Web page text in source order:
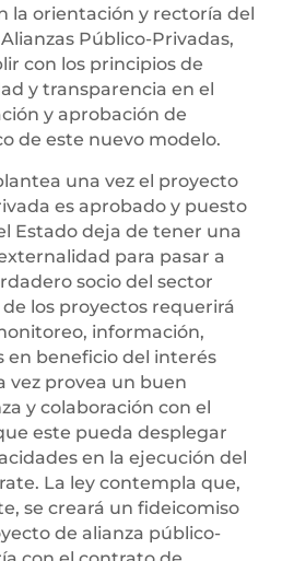
la orientación y rectoría del
Público-Privadas,
con los principios de
y transparencia en el
y aprobación de
de este nuevo modelo.
una vez el proyecto
es aprobado y puesto
Estado deja de tener una
para pasar a
socio del sector
los proyectos requerirá
información,
en beneficio del interés
vez provea un buen
y colaboración con el
este pueda desplegar
en la ejecución del
La ley contempla que,
se creará un fideicomiso
de alianza público-